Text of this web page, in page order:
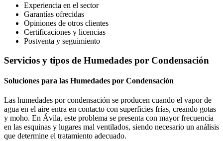
Experiencia en el sector
Garantías ofrecidas
Opiniones de otros clientes
Certificaciones y licencias
Postventa y seguimiento
Servicios y tipos de Humedades por Condensación
Soluciones para las Humedades por Condensación
Las humedades por condensación se producen cuando el vapor de
agua en el aire entra en contacto con superficies frías, creando gotas
y moho. En Ávila, este problema se presenta con mayor frecuencia
en las esquinas y lugares mal ventilados, siendo necesario un análisis
que determine el tratamiento adecuado.